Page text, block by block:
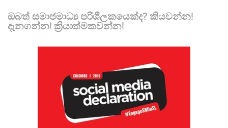
ඔබත් සමාජමාධ්‍ය පරිශීලකයෙක්ද? කියවන්න!
දැනගන්න! ක්‍රියාත්මකවන්න!